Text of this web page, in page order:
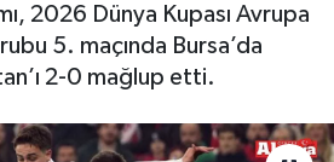
2026 Dünya Kupası Avrupa
5. maçında Bursa’da
2-0 mağlup etti.
Privacy Policy